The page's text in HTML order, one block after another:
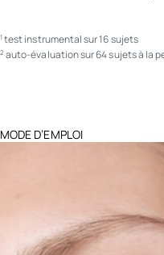
1 test instrumental sur 16 sujets
2 auto-évaluation sur 64 sujets à la
MODE D’EMPLOI